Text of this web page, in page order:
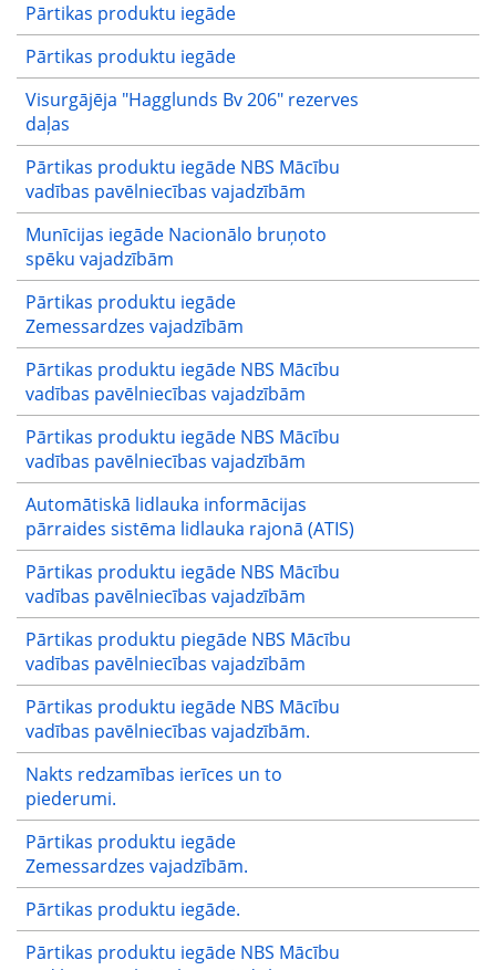
Pārtikas produktu iegāde
Pārtikas produktu iegāde
Visurgājēja "Hagglunds Bv 206" rezerves
daļas
Pārtikas produktu iegāde NBS Mācību
vadības pavēlniecības vajadzībām
Munīcijas iegāde Nacionālo bruņoto
spēku vajadzībām
Pārtikas produktu iegāde
Zemessardzes vajadzībām
Pārtikas produktu iegāde NBS Mācību
vadības pavēlniecības vajadzībām
Pārtikas produktu iegāde NBS Mācību
vadības pavēlniecības vajadzībām
Automātiskā lidlauka informācijas
pārraides sistēma lidlauka rajonā (ATIS)
Pārtikas produktu iegāde NBS Mācību
vadības pavēlniecības vajadzībām
Pārtikas produktu piegāde NBS Mācību
vadības pavēlniecības vajadzībām
Pārtikas produktu iegāde NBS Mācību
vadības pavēlniecības vajadzībām.
Nakts redzamības ierīces un to
piederumi.
Pārtikas produktu iegāde
Zemessardzes vajadzībām.
Pārtikas produktu iegāde.
Pārtikas produktu iegāde NBS Mācību